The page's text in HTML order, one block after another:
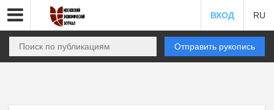
ВХОД RU
Отправить рукопись